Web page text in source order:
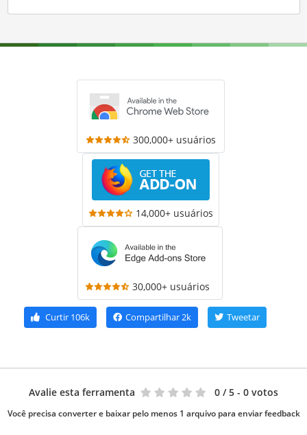
300,000+ usuários
14,000+ usuários
30,000+ usuários
Curtir 106k Compartilhar2k Tweetar
Avalie esta ferramenta 0 / 5 - 0 votos
Você precisa converter e baixar pelo menos 1 arquivo para enviar feedback